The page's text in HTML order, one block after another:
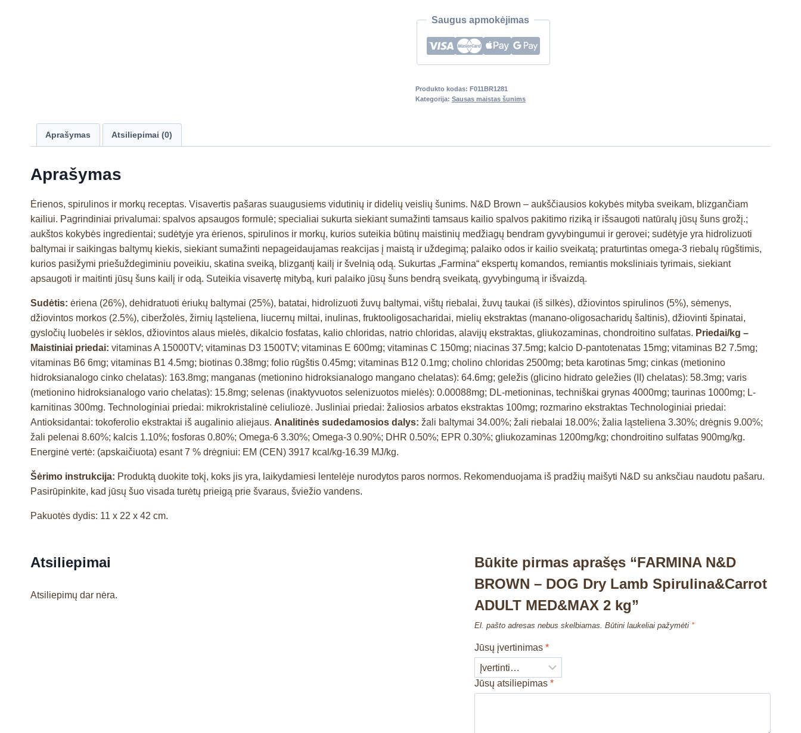
Saugus apmokėjimas
Produkto kodas: F011BR1281
Kategorija: Sausas maistas šunims
Aprašymas Atsiliepimai (0)
Aprašymas
Ėrienos, spirulinos ir morkų receptas. Visavertis pašaras suaugusiems vidutinių ir didelių veislių šunims. N&D Brown – aukščiausios kokybės mityba sveikam, blizgančiam
kailiui. Pagrindiniai privalumai: spalvos apsaugos formulė; specialiai sukurta siekiant sumažinti tamsaus kailio spalvos pakitimo riziką ir išsaugoti natūralų jūsų šuns grožį.;
aukštos kokybės ingredientai; sudėtyje yra ėrienos, spirulinos ir morkų, kurios suteikia būtinų maistinių medžiagų bendram gyvybingumui ir gerovei; sudėtyje yra hidrolizuoti
baltymai ir saikingas baltymų kiekis, siekiant sumažinti nepageidaujamas reakcijas į maistą ir uždegimą; palaiko odos ir kailio sveikatą; praturtintas omega-3 riebalų rūgštimis,
kurios pasižymi priešuždegiminiu poveikiu, skatina sveiką, blizgantį kailį ir švelnią odą. Sukurtas „Farmina“ ekspertų komandos, remiantis moksliniais tyrimais, siekiant
apsaugoti ir maitinti jūsų šuns kailį ir odą. Suteikia visavertę mitybą, kuri palaiko jūsų šuns bendrą sveikatą, gyvybingumą ir išvaizdą.
Sudėtis: ėriena (26%), dehidratuoti ėriukų baltymai (25%), batatai, hidrolizuoti žuvų baltymai, vištų riebalai, žuvų taukai (iš silkės), džiovintos spirulinos (5%), sėmenys,
džiovintos morkos (2.5%), ciberžolės, žirnių ląsteliena, liucernų miltai, inulinas, fruktooligosacharidai, mielių ekstraktas (manano-oligosacharidų šaltinis), džiovinti špinatai,
gysločių luobelės ir sėklos, džiovintos alaus mielės, dikalcio fosfatas, kalio chloridas, natrio chloridas, alavijų ekstraktas, gliukozaminas, chondroitino sulfatas. Priedai/kg –
Maistiniai priedai: vitaminas A 15000TV; vitaminas D3 1500TV; vitaminas E 600mg; vitaminas C 150mg; niacinas 37.5mg; kalcio D-pantotenatas 15mg; vitaminas B2 7.5mg;
vitaminas B6 6mg; vitaminas B1 4.5mg; biotinas 0.38mg; folio rūgštis 0.45mg; vitaminas B12 0.1mg; cholino chloridas 2500mg; beta karotinas 5mg; cinkas (metionino
hidroksianalogo cinko chelatas): 163.8mg; manganas (metionino hidroksianalogo mangano chelatas): 64.6mg; geležis (glicino hidrato geležies (II) chelatas): 58.3mg; varis
(metionino hidroksianalogo vario chelatas): 15.8mg; selenas (inaktyvuotos selenizuotos mielės): 0.00088mg; DL-metioninas, techniškai grynas 4000mg; taurinas 1000mg; L-
karnitinas 300mg. Technologiniai priedai: mikrokristalinė celiuliozė. Jusliniai priedai: žaliosios arbatos ekstraktas 100mg; rozmarino ekstraktas Technologiniai priedai:
Antioksidantai: tokoferolio ekstraktai iš augalinio aliejaus. Analitinės sudedamosios dalys: žali baltymai 34.00%; žali riebalai 18.00%; žalia ląsteliena 3.30%; drėgnis 9.00%;
žali pelenai 8.60%; kalcis 1.10%; fosforas 0.80%; Omega-6 3.30%; Omega-3 0.90%; DHR 0.50%; EPR 0.30%; gliukozaminas 1200mg/kg; chondroitino sulfatas 900mg/kg.
Energinė vertė: (apskaičiuota) esant 7 % drėgniui: EM (CEN) 3917 kcal/kg-16.39 MJ/kg.
Šėrimo instrukcija: Produktą duokite tokį, koks jis yra, laikydamiesi lentelėje nurodytos paros normos. Rekomenduojama iš pradžių maišyti N&D su anksčiau naudotu pašaru.
Pasirūpinkite, kad jūsų šuo visada turėtų prieigą prie švaraus, šviežio vandens.
Pakuotės dydis: 11 x 22 x 42 cm.
Atsiliepimai
Atsiliepimų dar nėra.
Būkite pirmas aprašęs “FARMINA N&D
BROWN – DOG Dry Lamb Spirulina&Carrot
ADULT MED&MAX 2 kg”
El. pašto adresas nebus skelbiamas. Būtini laukeliai pažymėti *
Jūsų įvertinimas*
Jūsų atsiliepimas*